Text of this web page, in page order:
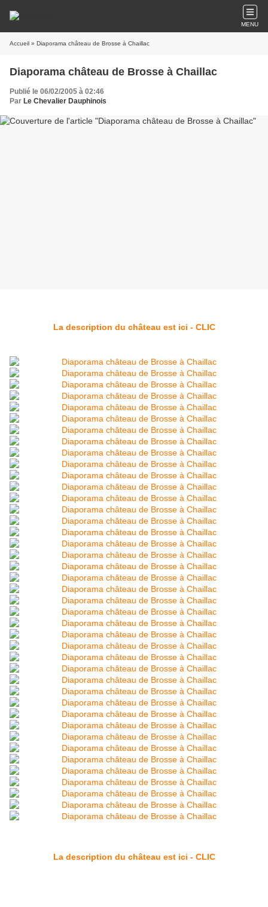
MENU
Accueil » Diaporama château de Brosse à Chaillac
Diaporama château de Brosse à Chaillac
Publié le 06/02/2005 à 02:46
Par Le Chevalier Dauphinois
La description du château est ici - CLIC
La description du château est ici - CLIC